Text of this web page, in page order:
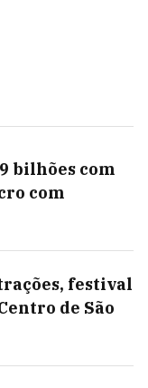
bilhões com
com
festival
de São